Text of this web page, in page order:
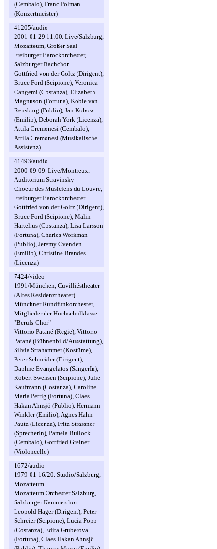
(Cembalo), Franc Polman
(Konzertmeister)
41205/audio
2001-01-29 11:00. Live/Salzburg,
Mozarteum, Großer Saal
Freiburger Barockorchester,
Salzburger Bachchor
Gottfried von der Goltz (Dirigent),
Bruce Ford (Scipione), Veronica
Cangemi (Costanza), Elizabeth
Magnuson (Fortuna), Kobie van
Rensburg (Publio), Jan Kobow
(Emilio), Deborah York (Licenza),
Attila Cremonesi (Cembalo),
Attila Cremonesi (Musikalische
Assistenz)
41493/audio
2000-09-09. Live/Montreux,
Auditorium Stravinsky
Choeur des Musiciens du Louvre,
Freiburger Barockorchester
Gottfried von der Goltz (Dirigent),
Bruce Ford (Scipione), Malin
Hartelius (Costanza), Lisa Larsson
(Fortuna), Charles Workman
(Publio), Jeremy Ovenden
(Emilio), Christine Brandes
(Licenza)
7424/video
1991/München, Cuvilliéstheater
(Altes Residenztheater)
Münchner Rundfunkorchester,
Mitglieder der Hochschulklasse
"Berufs-Chor"
Vittorio Patané (Regie), Vittorio
Patané (Bühnenbild/Ausstattung),
Silvia Strahammer (Kostüme),
Peter Schneider (Dirigent),
Daphne Evangelatos (SängerIn),
Robert Swensen (Scipione), Julie
Kaufmann (Costanza), Caroline
Maria Petrig (Fortuna), Claes
Hakan Ahnsjö (Publio), Hermann
Winkler (Emilio), Agnes Hahn-
Pautz (Licenza), Fritz Strassner
(SprecherIn), Pamela Bullock
(Cembalo), Gottfried Greiner
(Violoncello)
1672/audio
1979-01-16/20. Studio/Salzburg,
Mozarteum
Mozarteum Orchester Salzburg,
Salzburger Kammerchor
Leopold Hager (Dirigent), Peter
Schreier (Scipione), Lucia Popp
(Costanza), Edita Gruberova
(Fortuna), Claes Hakan Ahnsjö